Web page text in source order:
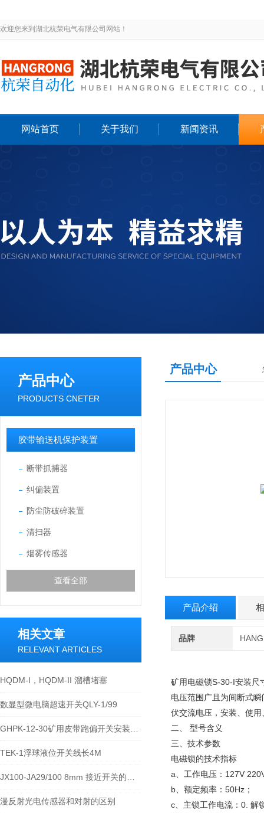
欢迎您来到湖北杭荣电气有限公司网站！
网站首页 关于我们 新闻资讯
产品中心
PRODUCTS CNETER
胶带输送机保护装置
断带抓捕器
纠偏装置
防尘防破碎装置
清扫器
烟雾传感器
查看全部
相关文章
RELEVANT ARTICLES
HQDM-I，HQDM-II 溜槽堵塞
数显型微电脑超速开关QLY-1/99
TEK-1浮球液位开关线长4M
漫反射光电传感器和对射的区别
产品中心
产品介绍
品牌
矿用电磁锁S-30-I安装尺
电压范围广且为间断式
伏交流电压，安装、使
二、 型号含义
三、技术参数
电磁锁的技术指标
a、工作电压：127V
b、额定频率：50Hz；
c、主锁工作电流：0. 解